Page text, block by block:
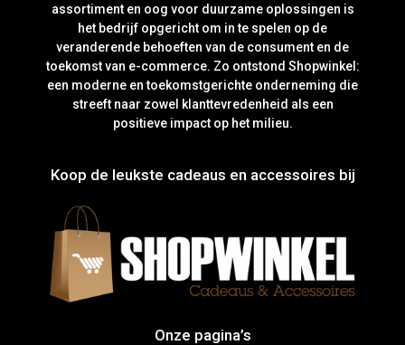
assortiment en oog voor duurzame oplossingen is
het bedrijf opgericht om in te spelen op de
veranderende behoeften van de consument en de
toekomst van e-commerce. Zo ontstond Shopwinkel:
een moderne en toekomstgerichte onderneming die
streeft naar zowel klanttevredenheid als een
positieve impact op het milieu.
Koop de leukste cadeaus en accessoires bij
Onze pagina’s